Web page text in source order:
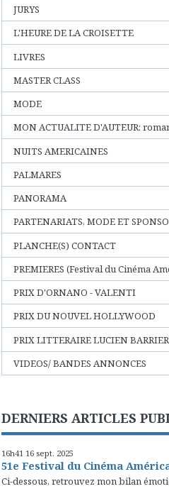
JURYS
L'HEURE DE LA CROISETTE
LIVRES
MASTER CLASS
MODE
MON ACTUALITE D'AUTEUR:
NUITS AMERICAINES
PALMARES
PANORAMA
PARTENARIATS, MODE ET
PLANCHE(S) CONTACT
PREMIERES (Festival du Cinéma
PRIX D'ORNANO - VALENTI
PRIX DU NOUVEL HOLLYWOOD
PRIX LITTERAIRE LUCIEN
VIDEOS/ BANDES ANNONCES
DERNIERS ARTICLES
16h41 16 sept. 2025
51e Festival du Cinéma
Ci-dessous, retrouvez mon bilan